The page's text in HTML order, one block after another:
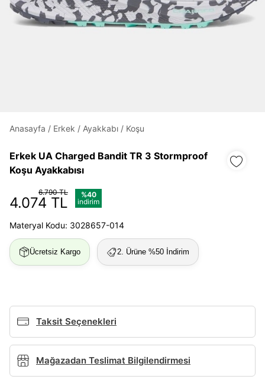
Under Armour'da yeni misiniz?Kayıt Ol
Üye Olmadan Devam Et
Anasayfa / Erkek / Ayakkabı / Koşu
Erkek UA Charged Bandit TR 3 Stormproof
Koşu Ayakkabısı
6.790 TL
4.074 TL
%40
indirim
Materyal Kodu: 3028657-014
Ücretsiz Kargo 2. Ürüne %50 İndirim
Taksit Seçenekleri
Mağazadan Teslimat Bilgilendirmesi
E-posta
Şifre
Ad*
Soyad*